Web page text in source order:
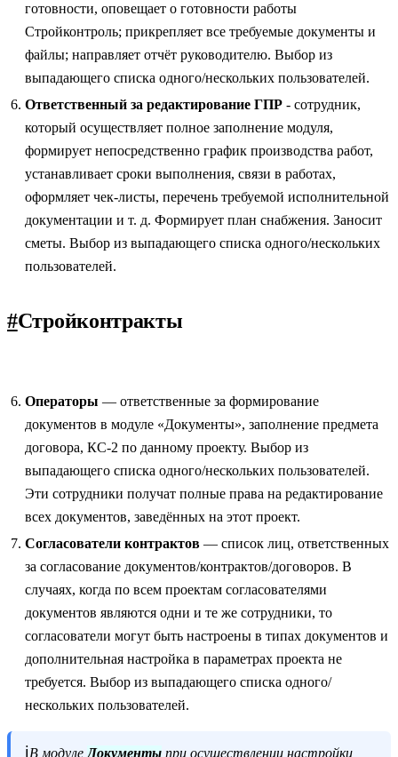
готовности, оповещает о готовности работы
Стройконтроль; прикрепляет все требуемые документы и
файлы; направляет отчёт руководителю. Выбор из
выпадающего списка одного/нескольких пользователей.
Ответственный за редактирование ГПР - сотрудник,
который осуществляет полное заполнение модуля,
формирует непосредственно график производства работ,
устанавливает сроки выполнения, связи в работах,
оформляет чек-листы, перечень требуемой исполнительной
документации и т. д. Формирует план снабжения. Заносит
сметы. Выбор из выпадающего списка одного/нескольких
пользователей.
#Стройконтракты
Операторы — ответственные за формирование
документов в модуле «Документы», заполнение предмета
договора, КС‑2 по данному проекту. Выбор из
выпадающего списка одного/нескольких пользователей.
Эти сотрудники получат полные права на редактирование
всех документов, заведённых на этот проект.
Согласователи контрактов — список лиц, ответственных
за согласование документов/контрактов/договоров. В
случаях, когда по всем проектам согласователями
документов являются одни и те же сотрудники, то
согласователи могут быть настроены в типах документов и
дополнительная настройка в параметрах проекта не
требуется. Выбор из выпадающего списка одного/
нескольких пользователей.
ℹ️В модуле Документы при осуществлении настройки